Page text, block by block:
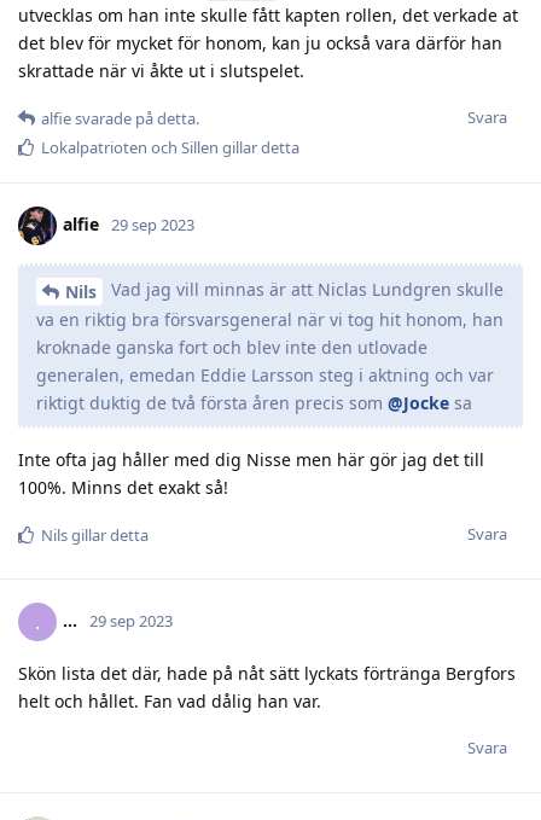
utvecklas om han inte skulle fått kapten rollen, det verkade at
det blev för mycket för honom, kan ju också vara därför han
skrattade när vi åkte ut i slutspelet.
Svara
alfiesvarade på detta.
Lokalpatrioten och Sillen gillar detta
alfie 29 sep 2023
Nils
Vad jag vill minnas är att Niclas Lundgren skulle
va en riktig bra försvarsgeneral när vi tog hit honom, han
kroknade ganska fort och blev inte den utlovade
generalen, emedan Eddie Larsson steg i aktning och var
riktigt duktig de två första åren precis som @Jocke sa
Inte ofta jag håller med dig Nisse men här gör jag det till
100%. Minns det exakt så!
Svara
Nilsgillar detta
. .​.​.​ 29 sep 2023
Skön lista det där, hade på nåt sätt lyckats förtränga Bergfors
helt och hållet. Fan vad dålig han var.
Svara